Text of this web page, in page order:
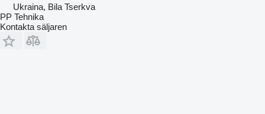
Ukraina, Bila Tserkva
PP Tehnika
Kontakta säljaren